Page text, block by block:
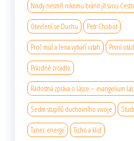
Nikdy nesmíš nikomu bránit jít svou
Otevření se Duchu Petr Chobot
Proč muž a žena vytváří vztah První
Prázdné zrcadlo
Radostná zpráva o Lásce – evangelium
Sedm stupňů duchovního vıvoje
Tanec energií Ticho a klid